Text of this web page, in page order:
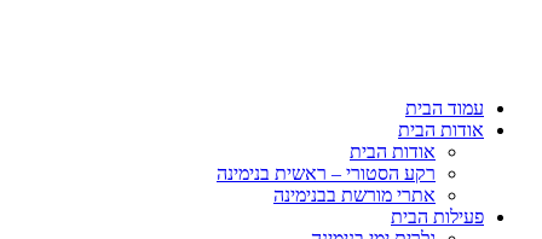
עמוד הבית
אודות הבית
אודות הבית
רקע הסטורי – ראשית בנימינה
אתרי מורשת בבנימינה
פעילות הבית